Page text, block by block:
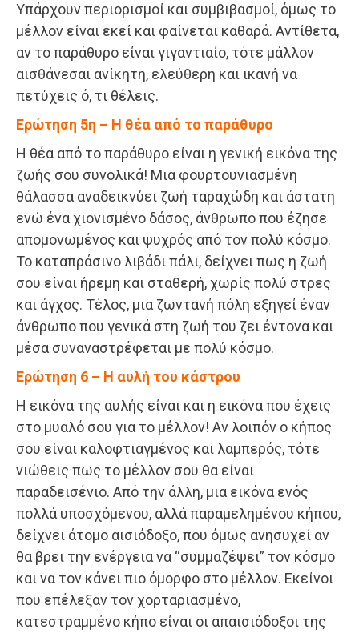
Υπάρχουν περιορισμοί και συμβιβασμοί, όμως το
μέλλον είναι εκεί και φαίνεται καθαρά. Αντίθετα,
αν το παράθυρο είναι γιγαντιαίο, τότε μάλλον
αισθάνεσαι ανίκητη, ελεύθερη και ικανή να
πετύχεις ό, τι θέλεις.
Ερώτηση 5η – Η θέα από το παράθυρο
Η θέα από το παράθυρο είναι η γενική εικόνα της
ζωής σου συνολικά! Μια φουρτουνιασμένη
θάλασσα αναδεικνύει ζωή ταραχώδη και άστατη
ενώ ένα χιονισμένο δάσος, άνθρωπο που έζησε
απομονωμένος και ψυχρός από τον πολύ κόσμο.
Το καταπράσινο λιβάδι πάλι, δείχνει πως η ζωή
σου είναι ήρεμη και σταθερή, χωρίς πολύ στρες
και άγχος. Τέλος, μια ζωντανή πόλη εξηγεί έναν
άνθρωπο που γενικά στη ζωή του ζει έντονα και
μέσα συναναστρέφεται με πολύ κόσμο.
Ερώτηση 6 – Η αυλή του κάστρου
Η εικόνα της αυλής είναι και η εικόνα που έχεις
στο μυαλό σου για το μέλλον! Αν λοιπόν ο κήπος
σου είναι καλοφτιαγμένος και λαμπερός, τότε
νιώθεις πως το μέλλον σου θα είναι
παραδεισένιο. Από την άλλη, μια εικόνα ενός
πολλά υποσχόμενου, αλλά παραμελημένου κήπου,
δείχνει άτομο αισιόδοξο, που όμως ανησυχεί αν
θα βρει την ενέργεια να “συμμαζέψει” τον κόσμο
και να τον κάνει πιο όμορφο στο μέλλον. Εκείνοι
που επέλεξαν τον χορταριασμένο,
κατεστραμμένο κήπο είναι οι απαισιόδοξοι της